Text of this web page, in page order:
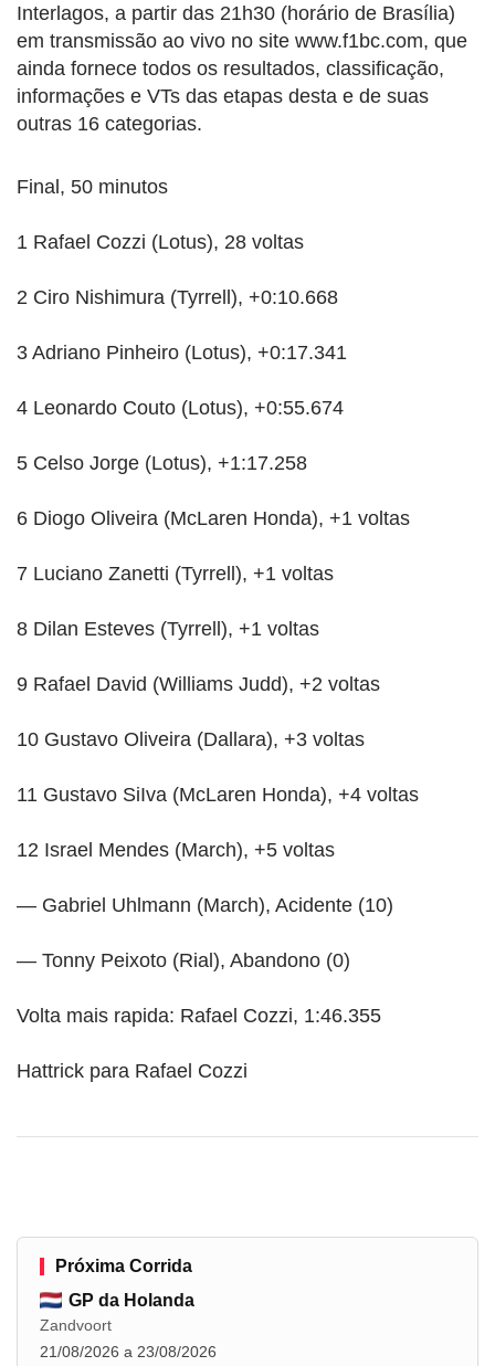
Interlagos, a partir das 21h30 (horário de Brasília)
em transmissão ao vivo no site www.f1bc.com, que
ainda fornece todos os resultados, classificação,
informações e VTs das etapas desta e de suas
outras 16 categorias.
Final, 50 minutos
1 Rafael Cozzi (Lotus), 28 voltas
2 Ciro Nishimura (Tyrrell), +0:10.668
3 Adriano Pinheiro (Lotus), +0:17.341
4 Leonardo Couto (Lotus), +0:55.674
5 Celso Jorge (Lotus), +1:17.258
6 Diogo Oliveira (McLaren Honda), +1 voltas
7 Luciano Zanetti (Tyrrell), +1 voltas
8 Dilan Esteves (Tyrrell), +1 voltas
9 Rafael David (Williams Judd), +2 voltas
10 Gustavo Oliveira (Dallara), +3 voltas
11 Gustavo SiIva (McLaren Honda), +4 voltas
12 Israel Mendes (March), +5 voltas
— Gabriel Uhlmann (March), Acidente (10)
— Tonny Peixoto (Rial), Abandono (0)
Volta mais rapida: Rafael Cozzi, 1:46.355
Hattrick para Rafael Cozzi
Próxima Corrida
GP da Holanda
Zandvoort
21/08/2026 a 23/08/2026